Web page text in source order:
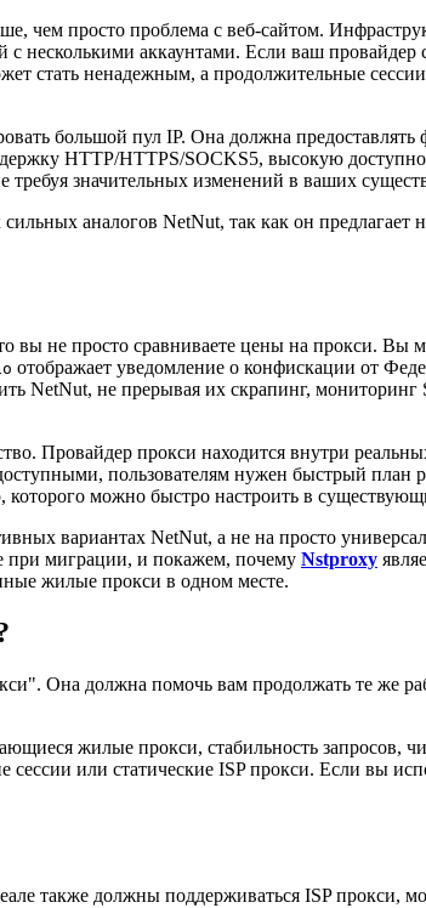
чем просто проблема с веб-сайтом.
несколькими аккаунтами. Если ваш провайдер
стать ненадежным, а продолжительные
большой пул IP. Она должна
HTTP/HTTPS/SOCKS5, высокую
значительных изменений в ваших
аналогов NetNut, так как он
вы не просто сравниваете цены на прокси.
отображает уведомление о конфискации от
NetNut, не прерывая их скрапинг,
Провайдер прокси находится внутри
пользователям нужен быстрый
можно быстро настроить в
вариантах NetNut, а не на просто
при миграции, и покажем, почему Nstproxy
жилые прокси в одном месте.
Она должна помочь вам продолжать те
жилые прокси, стабильность запросов,
или статические ISP прокси. Если вы
также должны поддерживаться ISP прокси,